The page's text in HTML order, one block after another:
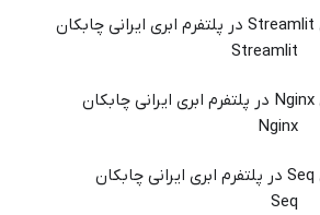
Streamlit
Nginx
Seq